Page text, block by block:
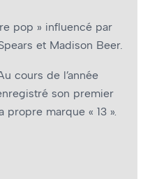
pop » influencé par
et Madison Beer.
cours de l’année
son premier
marque « 13 ».